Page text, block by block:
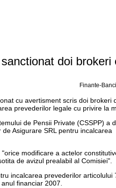
doi
Finante-
cu avertisment scris doi
prevederilor legale cu privire la
de Pensii Private (CSSPP)
de Asigurare SRL pentru
modificare a actelor
de avizul prealabil al Comisiei".
incalcarea prevederilor
financiar 2007.